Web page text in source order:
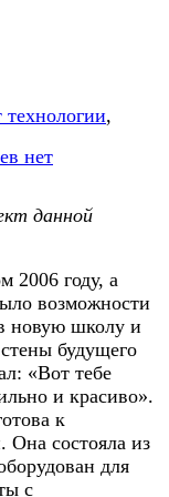
технологии,
нет
данной
2006 году, а
возможности
новую школу и
будущего
«Вот тебе
и красиво».
к
Она состояла из
для
с